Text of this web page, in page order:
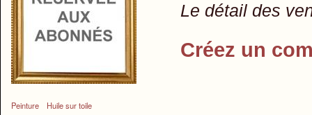
Peinture Huile sur toile
Le détail des
Créez un